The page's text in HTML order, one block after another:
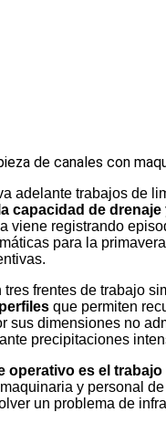
adelante trabajos de
capacidad de
viene registrando
para la
frentes de trabajo
que permiten
sus dimensiones no
precipitaciones
operativo es el
y personal
un problema de